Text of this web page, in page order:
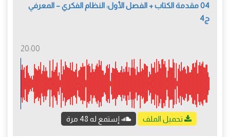
04 مقدمة الكتاب + الفصل الأول: النظام الفكري – المعرفي
ج4
20:00
تحميل الملف إستمع له 48 مرة